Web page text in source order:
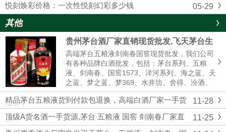
05-29
悦刻焕彩价格：一次性悦刻幻彩多少钱
其他
贵州茅台酒厂家直销现货批发,飞天茅台生
肖茅台全系列供应全国货到付款
高端茅台五粮液剑南春国窖现货批发，我们公司
有各种品牌白酒批发，包括：茅台系列、五粮
液、剑南春、国窖1573、洋河系列、海之蓝、天
之蓝、梦之蓝、梦369、水井坊、舍得、汾酒、
青红花郎等名酒，有高中低档白酒供你选择，我
们是白酒厂家一手货源渠道批发，价格美丽，诚
信经营,做工精细，口感纯正，合作共赢。名酒厂
家...
11-28
精品茅台五粮液货到付款包退换，高端白酒厂家一手货
源批发
11-25
顶级A货名酒一手货源,茅台 五粮液 国窖 剑南春厂家直
销